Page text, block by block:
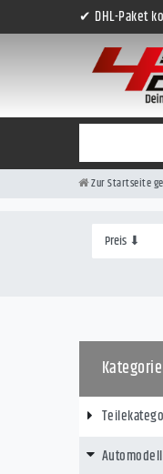
✔ DHL-Paket
Zur Startseite